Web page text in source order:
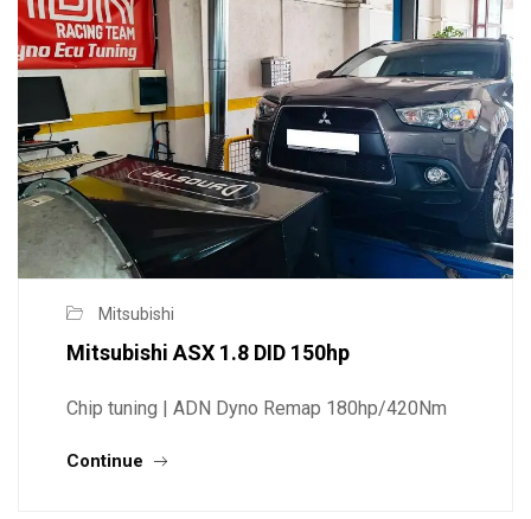
Mitsubishi
Mitsubishi ASX 1.8 DID 150hp
Chip tuning | ADN Dyno Remap 180hp/420Nm
Continue